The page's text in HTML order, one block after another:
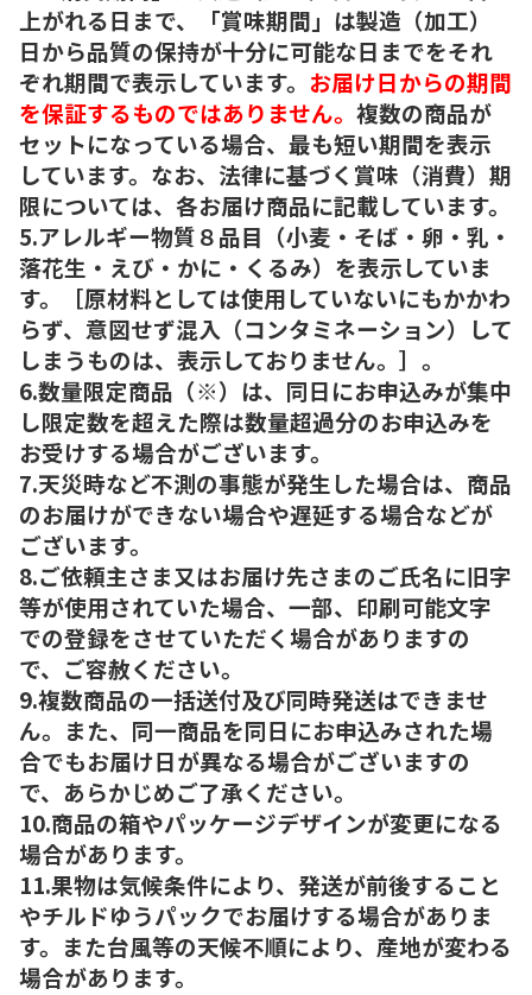
上がれる日まで、「賞味期間」は製造（加工）
日から品質の保持が十分に可能な日までをそれ
ぞれ期間で表示しています。 お届け日からの期間
を保証するものではありません。 複数の商品が
セットになっている場合、最も短い期間を表示
しています。なお、法律に基づく賞味（消費）期
限については、各お届け商品に記載しています。
5.アレルギー物質８品目（小麦・そば・卵・乳・
落花生・えび・かに・くるみ）を表示していま
す。［原材料としては使用していないにもかかわ
らず、意図せず混入（コンタミネーション）して
しまうものは、表示しておりません。］。
6.数量限定商品（※）は、同日にお申込みが集中
し限定数を超えた際は数量超過分のお申込みを
お受けする場合がございます。
7.天災時など不測の事態が発生した場合は、商品
のお届けができない場合や遅延する場合などが
ございます。
8.ご依頼主さま又はお届け先さまのご氏名に旧字
等が使用されていた場合、一部、印刷可能文字
での登録をさせていただく場合がありますの
で、ご容赦ください。
9.複数商品の一括送付及び同時発送はできませ
ん。また、同一商品を同日にお申込みされた場
合でもお届け日が異なる場合がございますの
で、あらかじめご了承ください。
10.商品の箱やパッケージデザインが変更になる
場合があります。
11.果物は気候条件により、発送が前後すること
やチルドゆうパックでお届けする場合がありま
す。また台風等の天候不順により、産地が変わる
場合があります。